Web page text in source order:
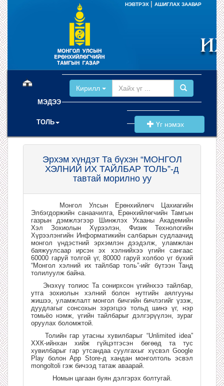
НЭВТРЭХ АШИГЛАХ ЗААВАР
МЭДЭЭ
ТОЛЬ
Кирилл
Үг нэмэх
Эрхэм хүндэт Та бүхэн “МОНГОЛ
ХЭЛНИЙ ИХ ТАЙЛБАР ТОЛЬ”-д
тавтай морилно уу
Монгол Улсын Ерөнхийлөгч Цахиагийн
Элбэгдоржийн санаачилга, Ерөнхийлөгчийн Тамгын
газрын дэмжлэгээр Шинжлэх Ухааны Академийн
Хэл Зохиолын Хүрээлэн, Физик Технологийн
Хүрээлэнгийн Информатикийн салбарын судлаачид
монгол үндэстний эрхэмлэн дээдэлж, уламжлан
баяжуулсаар ирсэн эх хэлнийхээ үгийн сангаас
60000 гаруй толгой үг, 80000 гаруй холбоо үг бүхий
“Монгол хэлний их тайлбар толь”-ийг бүтээн Танд
толилуулж байна.
Энэхүү толиос Та сонирхсон үгийнхээ тайлбар,
утга зохиолын хэлний болон нутгийн аялгууны
жишээ, уламжлалт монгол бичгийн бичлэгийг үзэж,
дуудлагыг сонсохын зэрэгцээ тольд шинэ үг, нэр
томьёо нэмж, үгийн тайлбарыг дэлгэрүүлэн, зураг
оруулах боломжтой.
Толийн гар утасны хувилбарыг “Unlimited idea”
ХХК-ийнхан хийж гүйцэтгэсэн бөгөөд та тус
хувилбарыг гар утсандаа суулгахыг хүсвэл Google
Play болон App Store-д хандан монголтоль эсвэл
mongoltoli гэж бичээд татаж аваарай.
Номын цагаан буян дэлгэрэх болтугай.